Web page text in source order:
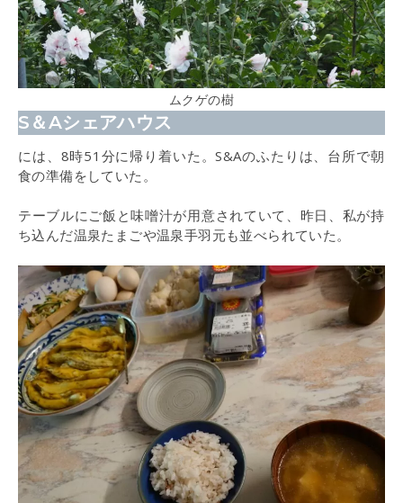
ムクゲの樹
S＆Aシェアハウス
には、8時51分に帰り着いた。S&Aのふたりは、台所で朝
食の準備をしていた。
テーブルにご飯と味噌汁が用意されていて、昨日、私が持
ち込んだ温泉たまごや温泉手羽元も並べられていた。